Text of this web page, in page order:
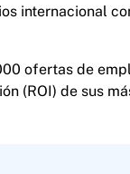
internacional
ofertas de
(ROI) de sus